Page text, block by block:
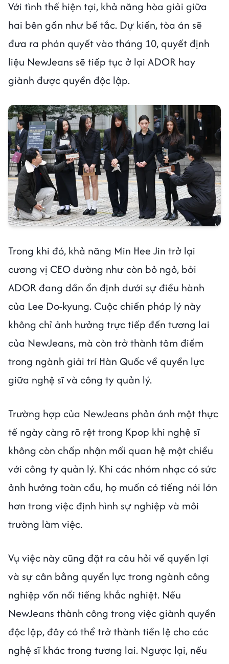
Với tình thế hiện tại, khả năng hòa giải giữa
hai bên gần như bế tắc. Dự kiến, tòa án sẽ
đưa ra phán quyết vào tháng 10, quyết định
liệu NewJeans sẽ tiếp tục ở lại ADOR hay
giành được quyền độc lập.
Trong khi đó, khả năng Min Hee Jin trở lại
cương vị CEO dường như còn bỏ ngỏ, bởi
ADOR đang dần ổn định dưới sự điều hành
của Lee Do-kyung. Cuộc chiến pháp lý này
không chỉ ảnh hưởng trực tiếp đến tương lai
của NewJeans, mà còn trở thành tâm điểm
trong ngành giải trí Hàn Quốc về quyền lực
giữa nghệ sĩ và công ty quản lý.
Trường hợp của NewJeans phản ánh một thực
tế ngày càng rõ rệt trong Kpop khi nghệ sĩ
không còn chấp nhận mối quan hệ một chiều
với công ty quản lý. Khi các nhóm nhạc có sức
ảnh hưởng toàn cầu, họ muốn có tiếng nói lớn
hơn trong việc định hình sự nghiệp và môi
trường làm việc.
Vụ việc này cũng đặt ra câu hỏi về quyền lợi
và sự cân bằng quyền lực trong ngành công
nghiệp vốn nổi tiếng khắc nghiệt. Nếu
NewJeans thành công trong việc giành quyền
độc lập, đây có thể trở thành tiền lệ cho các
nghệ sĩ khác trong tương lai. Ngược lại, nếu